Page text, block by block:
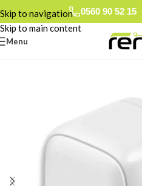
Skip to navigation
Skip to main content
0560 90 52 15
Menu